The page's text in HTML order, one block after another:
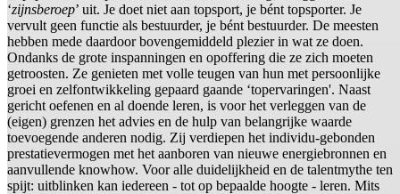
‘zijnsberoep’ uit. Je doet niet aan topsport, je bént topsporter. Je
vervult geen functie als bestuurder, je bént bestuurder. De meesten
hebben mede daardoor bovengemiddeld plezier in wat ze doen.
Ondanks de grote inspanningen en opoffering die ze zich moeten
getroosten. Ze genieten met volle teugen van hun met persoonlijke
groei en zelfontwikkeling gepaard gaande ‘topervaringen'. Naast
gericht oefenen en al doende leren, is voor het verleggen van de
(eigen) grenzen het advies en de hulp van belangrijke waarde
toevoegende anderen nodig. Zij verdiepen het individu-gebonden
prestatievermogen met het aanboren van nieuwe energiebronnen en
aanvullende knowhow. Voor alle duidelijkheid en de talentmythe ten
spijt: uitblinken kan iedereen - tot op bepaalde hoogte - leren. Mits